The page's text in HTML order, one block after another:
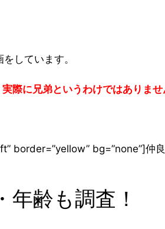
しています。
実際に兄弟というわけではありませ
border=”yellow” bg=”none”]仲
齢も調査！